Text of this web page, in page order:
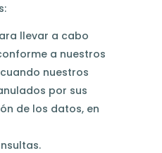
llevar a cabo
a nuestros
nuestros
por sus
de los datos, en